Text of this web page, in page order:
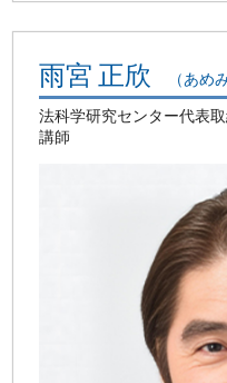
雨宮 正欣 （あめ
法科学研究センター代表
講師